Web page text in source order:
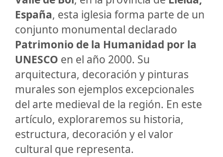
España, esta iglesia forma parte de un
conjunto monumental declarado
Patrimonio de la Humanidad por la
UNESCO en el año 2000. Su
arquitectura, decoración y pinturas
murales son ejemplos excepcionales
del arte medieval de la región. En este
artículo, exploraremos su historia,
estructura, decoración y el valor
cultural que representa.